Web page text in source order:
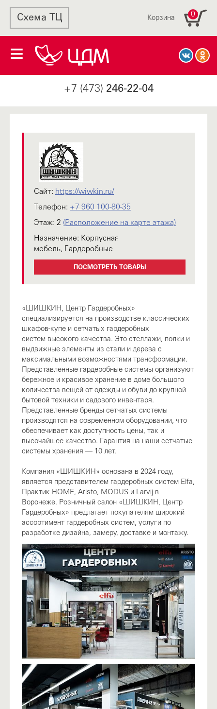
Схема ТЦ Корзина 0
+7 (473) 246-22-04
Сайт: https://wiwkin.ru/
Телефон: +7 960 100-80-35
Этаж: 2 (Расположение на карте этажа)
Назначение: Корпусная
мебель, Гардеробные
ПОСМОТРЕТЬ ТОВАРЫ
«ШИШКИН, Центр Гардеробных»
специализируется на производстве классических
шкафов-купе и сетчатых гардеробных
систем высокого качества. Это стеллажи, полки и
выдвижные элементы из стали и дерева с
максимальными возможностями трансформации.
Представленные гардеробные системы организуют
бережное и красивое хранение в доме большого
количества вещей от одежды и обуви до крупной
бытовой техники и садового инвентаря.
Представленные бренды сетчатых системы
производятся на современном оборудовании, что
обеспечивает как доступность цены, так и
высочайшее качество. Гарантия на наши сетчатые
системы хранения — 10 лет.
Компания «ШИШКИН» основана в 2024 году,
является представителем гардеробных систем Elfa,
Практик HOME, Aristo, MODUS и Larvij в
Воронеже. Розничный салон «ШИШКИН, Центр
Гардеробных» предлагает покупателям широкий
ассортимент гардеробных систем, услуги по
разработке дизайна, замеру, доставке и монтажу.